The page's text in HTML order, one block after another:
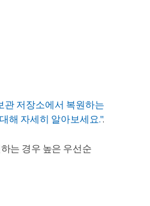
관 저장소에서 복원하는
해 자세히 알아보세요.".
는 경우 높은 우선순